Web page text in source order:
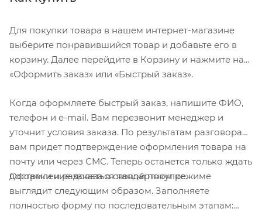
Для покупки товара в нашем интернет-магазине
выберите понравившийся товар и добавьте его в
корзину. Далее перейдите в Корзину и нажмите на
«Оформить заказ» или «Быстрый заказ».
Когда оформляете быстрый заказ, напишите ФИО,
телефон и e-mail. Вам перезвонит менеджер и
уточнит условия заказа. По результатам разговора
вам придет подтверждение оформления товара на
почту или через СМС. Теперь останется только ждать
доставки и радоваться новой покупке.
Оформление заказа в стандартном режиме
выглядит следующим образом. Заполняете
полностью форму по последовательным этапам: